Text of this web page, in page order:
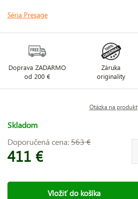
Séria Presage
Doprava ZADARMO
od 200 €
Záruka
originality
Otázka na produkt
Skladom
Doporučená cena:563 €
411 €
Vložiť do košíka